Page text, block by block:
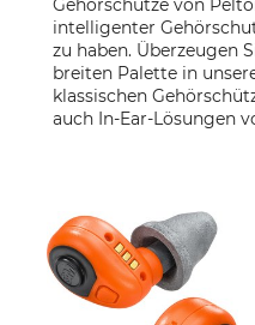
Gehörschutze von
intelligenter
zu haben. Überzeugen
breiten Palette in
klassischen
auch In-Ear-Lösungen